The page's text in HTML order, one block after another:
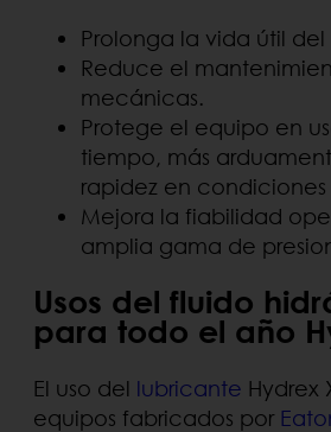
Prolonga la vida útil
Reduce el
mecánicas.
Protege el equipo en
tiempo, más
rapidez en condiciones
Mejora la fiabilidad
amplia gama de
Usos del fluido
para todo el año
El uso del lubricante Hydrex
equipos fabricados por